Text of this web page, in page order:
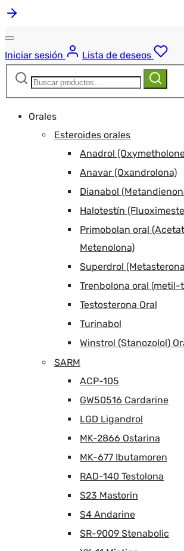
Iniciar sesión
Lista de deseos
Buscar:
Buscar
Orales
Esteroides orales
Anadrol
Anavar (Oxandrolona)
Dianabol
Halotestín
Primobolan oral
Metenolona)
Superdrol
Trenbolona oral (metil-
Testosterona Oral
Turinabol
Winstrol (Stanozolol)
SARM
ACP-105
GW50516 Cardarine
LGD Ligandrol
MK-2866 Ostarina
MK-677 Ibutamoren
RAD-140 Testolona
S23 Mastorin
S4 Andarine
SR-9009 Stenabolic